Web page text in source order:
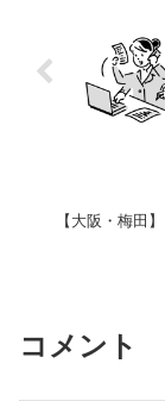
【大阪・梅田
コメント